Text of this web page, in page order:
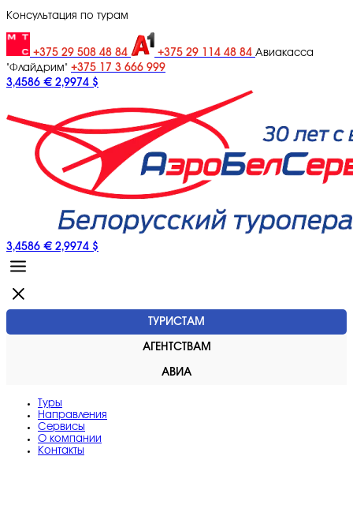
Консультация по турам
+375 29 508 48 84 +375 29 114 48 84 Авиакасса
"Флайдрим" +375 17 3 666 999
3,4586 € 2,9974 $
3,4586 € 2,9974 $
ТУРИСТАМ
АГЕНТСТВАМ
АВИА
Туры
Направления
Сервисы
O компании
Контакты